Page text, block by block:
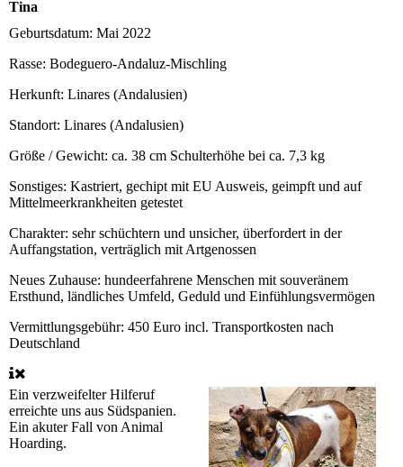
Tina
Geburtsdatum: Mai 2022
Rasse: Bodeguero-Andaluz-Mischling
Herkunft: Linares (Andalusien)
Standort: Linares (Andalusien)
Größe / Gewicht: ca. 38 cm Schulterhöhe bei ca. 7,3 kg
Sonstiges: Kastriert, gechipt mit EU Ausweis, geimpft und auf
Mittelmeerkrankheiten getestet
Charakter: sehr schüchtern und unsicher, überfordert in der
Auffangstation, verträglich mit Artgenossen
Neues Zuhause: hundeerfahrene Menschen mit souveränem
Ersthund, ländliches Umfeld, Geduld und Einfühlungsvermögen
Vermittlungsgebühr: 450 Euro incl. Transportkosten nach
Deutschland
Ein verzweifelter Hilferuf
erreichte uns aus Südspanien.
Ein akuter Fall von Animal
Hoarding.